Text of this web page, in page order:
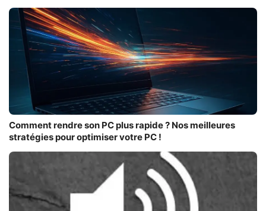
Comment rendre son PC plus rapide ? Nos meilleures
stratégies pour optimiser votre PC !